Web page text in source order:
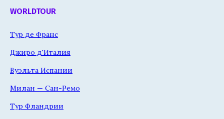
WORLDTOUR
Тур де Франс
Джиро д'Италия
Вуэльта Испании
Милан — Сан-Ремо
Тур Фландрии